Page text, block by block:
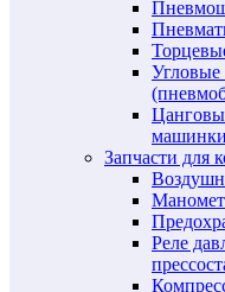
Запчасти для
Реле